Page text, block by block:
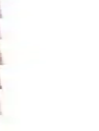
yaşam tarzı seçimlerde
ideal.